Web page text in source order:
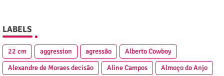
LABELS
22 cm aggression agressão
Alberto Cowboy
Alexandre de Moraes decisão
Aline Campos
Almoço do Anjo